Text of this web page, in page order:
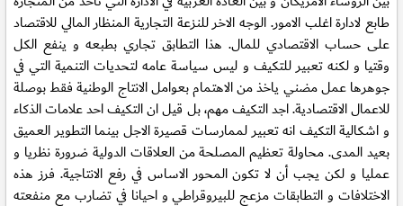
طابع لادارة اغلب الامور. الوجه الاخر للنزعة التجارية المنظار المالي للاقتصاد
على حساب الاقتصادي للمال. هذا التطابق تجاري بطبعه و ينفع الكل
وقتيا و لكنه تعبير للتكيف و ليس سياسة عامه لتحديات التنمية التي في
جوهرها عمل مضني ياخذ من الاهتمام بعوامل الانتاج الوطنية فقط بوصلة
للاعمال الاقتصادية. اجد التكيف مهم، بل قيل ان التكيف احد علامات الذكاء
و اشكالية التكيف انه تعبير لممارسات قصيرة الاجل بينما التطوير العميق
بعيد المدى. محاولة تعظيم المصلحة من العلاقات الدولية ضرورة نظريا و
عمليا و لكن يجب أن لا تكون المحور الاساس في رفع الانتاجية. فرز هذه
الاختلافات و التطابقات مزعج للبيروقراطي و احيانا في تضارب مع منفعته